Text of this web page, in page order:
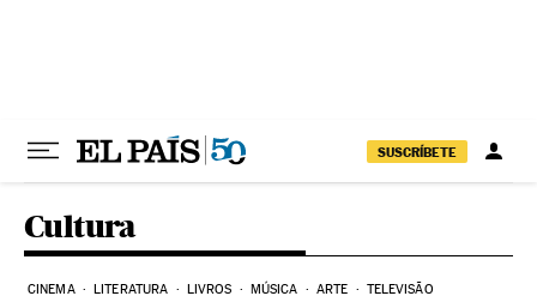
SUSCRÍBETE
Cultura
CINEMA LITERATURA LIVROS MÚSICA ARTE TELEVISÃO